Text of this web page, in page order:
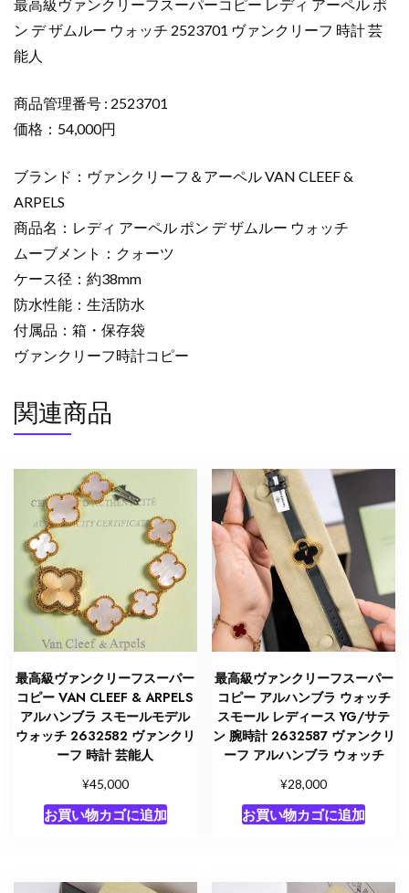
デ
ィ
ア
ペ
ル
ン
デ
ザ
ム
ル
ー
ウ
ォ
ッ
チ
ヴ
ァ
ク
フ
芸
能
人
個
最高級ヴァンクリーフスーパーコピー レディ アーペル ポ
ン デ ザムルー ウォッチ 2523701 ヴァンクリーフ 時計 芸
能人
商品管理番号 : 2523701
価格：54,000円
ブランド：ヴァンクリーフ＆アーペル VAN CLEEF &
ARPELS
商品名：レディ アーペル ポン デ ザムルー ウォッチ
ムーブメント：クォーツ
ケース径：約38mm
防水性能：生活防水
付属品：箱・保存袋
ヴァンクリーフ時計コピー
関連商品
最高級ヴァンクリーフスーパー
コピー VAN CLEEF & ARPELS
アルハンブラ スモールモデル
ウォッチ 2632582 ヴァンクリ
ーフ 時計 芸能人
¥45,000
お買い物カゴに追加
最高級ヴァンクリーフスーパー
コピー アルハンブラ ウォッチ
スモール レディース YG/サテ
ン 腕時計 2632587 ヴァンクリ
ーフ アルハンブラ ウォッチ
¥28,000
お買い物カゴに追加